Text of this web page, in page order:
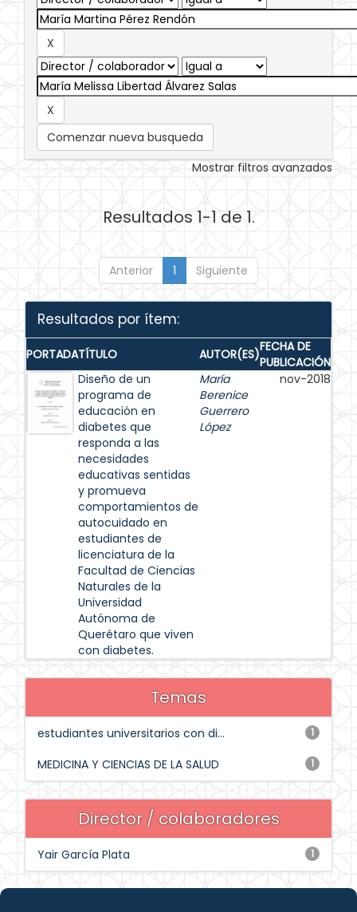
Comenzar nueva busqueda
Mostrar filtros avanzados
Resultados 1-1 de 1.
Anterior 1 Siguiente
Resultados por ítem:
PORTADATÍTULO AUTOR(ES)FECHA DE
PUBLICACIÓN
Diseño de un
programa de
educación en
diabetes que
responda a las
necesidades
educativas sentidas
y promueva
comportamientos de
autocuidado en
estudiantes de
licenciatura de la
Facultad de Ciencias
Naturales de la
Universidad
Autónoma de
Querétaro que viven
con diabetes.
María
Berenice
Guerrero
López
nov-2018
Temas
1
estudiantes universitarios con di...
1
MEDICINA Y CIENCIAS DE LA SALUD
Director / colaboradores
1
Yair García Plata